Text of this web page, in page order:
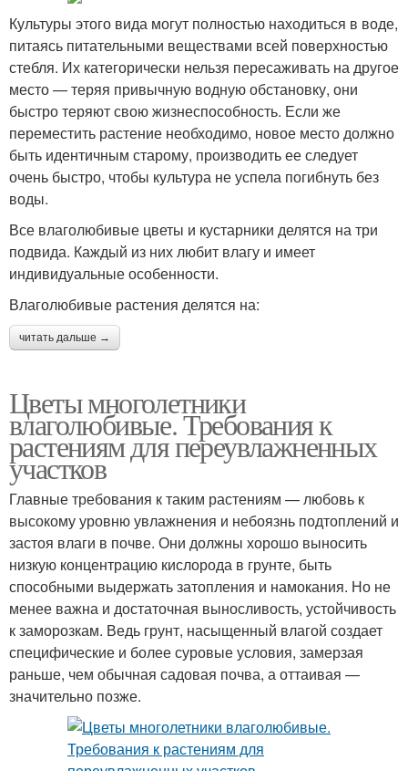
Культуры этого вида могут полностью находиться в воде,
питаясь питательными веществами всей поверхностью
стебля. Их категорически нельзя пересаживать на другое
место — теряя привычную водную обстановку, они
быстро теряют свою жизнеспособность. Если же
переместить растение необходимо, новое место должно
быть идентичным старому, производить ее следует
очень быстро, чтобы культура не успела погибнуть без
воды.
Все влаголюбивые цветы и кустарники делятся на три
подвида. Каждый из них любит влагу и имеет
индивидуальные особенности.
Влаголюбивые растения делятся на:
читать дальше →
Цветы многолетники
влаголюбивые. Требования к
растениям для переувлажненных
участков
Главные требования к таким растениям — любовь к
высокому уровню увлажнения и небоязнь подтоплений и
застоя влаги в почве. Они должны хорошо выносить
низкую концентрацию кислорода в грунте, быть
способными выдержать затопления и намокания. Но не
менее важна и достаточная выносливость, устойчивость
к заморозкам. Ведь грунт, насыщенный влагой создает
специфические и более суровые условия, замерзая
раньше, чем обычная садовая почва, а оттаивая —
значительно позже.